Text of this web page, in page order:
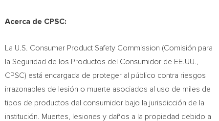
Acerca de CPSC:
La U.S. Consumer Product Safety Commission (Comisión para
la Seguridad de los Productos del Consumidor de EE.UU.,
CPSC) está encargada de proteger al público contra riesgos
irrazonables de lesión o muerte asociados al uso de miles de
tipos de productos del consumidor bajo la jurisdicción de la
institución. Muertes, lesiones y daños a la propiedad debido a